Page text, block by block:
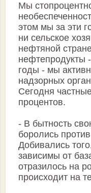
Мы
этом мы за эти
ни сельское
нефтяной
нефтепродукты
годы - мы
надзорных
Сегодня
процентов.
- В бытность
боролись
Добивались
зависимы от
отразилось на
происходит на